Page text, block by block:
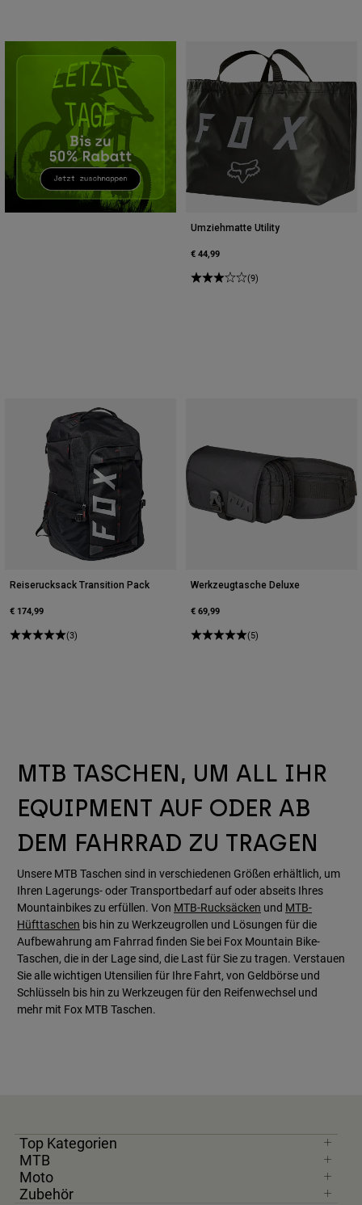
Alles in Accessoires
Taschen & Rucksäcke
Hüte & Mützen
Alle anzeigen
Umziehmatte Utility
€ 44,99
(9)
Reiserucksack Transition Pack
€ 174,99
(3)
Werkzeugtasche Deluxe
€ 69,99
(5)
MTB TASCHEN, UM ALL IHR
EQUIPMENT AUF ODER AB
DEM FAHRRAD ZU TRAGEN
Unsere MTB Taschen sind in verschiedenen Größen erhältlich, um
Ihren Lagerungs- oder Transportbedarf auf oder abseits Ihres
Mountainbikes zu erfüllen. Von MTB-Rucksäcken und MTB-
Hüfttaschen bis hin zu Werkzeugrollen und Lösungen für die
Aufbewahrung am Fahrrad finden Sie bei Fox Mountain Bike-
Taschen, die in der Lage sind, die Last für Sie zu tragen. Verstauen
Sie alle wichtigen Utensilien für Ihre Fahrt, von Geldbörse und
Schlüsseln bis hin zu Werkzeugen für den Reifenwechsel und
mehr mit Fox MTB Taschen.
Top Kategorien
MTB
Moto
Zubehör